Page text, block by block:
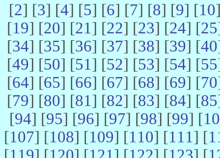
[2] [3] [4] [5] [6] [7] [8] [9] [10
[19] [20] [21] [22] [23] [24] [25
[34] [35] [36] [37] [38] [39] [40
[49] [50] [51] [52] [53] [54] [55
[64] [65] [66] [67] [68] [69] [70
[79] [80] [81] [82] [83] [84] [85
[94] [95] [96] [97] [98] [99] [
[107] [108] [109] [110] [111] [